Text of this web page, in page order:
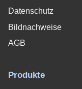
Datenschutz
Bildnachweise
AGB
Produkte